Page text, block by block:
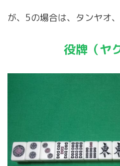
が、5の場合は、タンヤオ
役牌（ヤ